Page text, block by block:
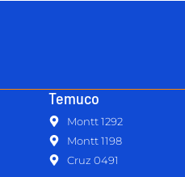
Temuco
Montt 1292
Montt 1198
Cruz 0491